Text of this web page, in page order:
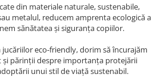
din materiale naturale, sustenabile,
metalul, reducem amprenta ecologică a
sănătatea și siguranța copiilor.
eco-friendly, dorim să încurajăm
și părinții despre importanța protejării
unui stil de viață sustenabil.